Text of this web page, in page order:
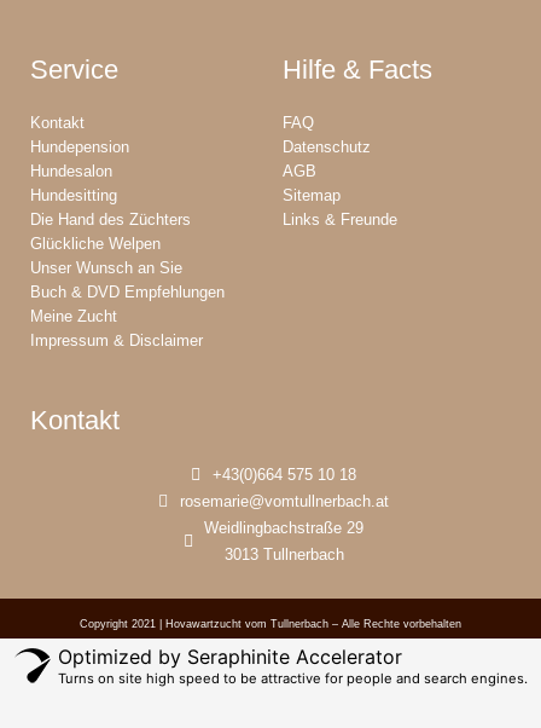
Service
Kontakt
Hundepension
Hundesalon
Hundesitting
Die Hand des Züchters
Glückliche Welpen
Unser Wunsch an Sie
Buch & DVD Empfehlungen
Meine Zucht
Impressum & Disclaimer
Hilfe & Facts
FAQ
Datenschutz
AGB
Sitemap
Links & Freunde
Kontakt
+43(0)664 575 10 18
rosemarie@vomtullnerbach.at
Weidlingbachstraße 29
3013 Tullnerbach
Copyright 2021 | Hovawartzucht vom Tullnerbach – Alle Rechte vorbehalten
Optimized by Seraphinite Accelerator
Turns on site high speed to be attractive for people and search engines.